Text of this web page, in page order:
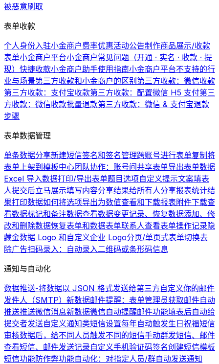
被恶意刷取
表单收款
个人身份入驻小金商户费率优惠活动公告制作商品展示/收款
表单小金商户平台小金商户常见问题（开通 · 实名 · 收款 · 提
现） 快捷收款小金商户助手使用指南小金商户平台不支持的行
业与场景第三方收款和小金商户的区别第三方收款：微信收款
第三方收款：支付宝收款第三方收款：配置微信 H5 支付第三
方收款：微信收款批量退款第三方收款：微信 & 支付宝退款
步骤
表单数据管理
单条数据分享新建短信签名和签名管理跨账号进行表单复制将
表单上架到模板中心团队协作：账号间共享表单导出表单数据
Excel 导入数据打印/导出表单题目选项自定义提示文案填表
人提交后立马展示填写内容分享结果给所有人分享报表统计结
果打印数据如何将选项导出为数值查看和下载报表附件下载查
看数据标记和备注数据查看数据变更记录、恢复数据添加、修
改和删除数据恢复表单和数据表单联系人查看表单操作记录隐
藏金数据 Logo 和自定义企业 Logo分页/单页式表单切换去
除广告扫码录入：自动录入二维码或条形码信息
通知与自动化
数据推送-将数据以 JSON 格式发送给第三方自定义你的邮件
发件人（SMTP） 新数据邮件提醒：表单管理员获取邮件自动
推送推送微信消息新数据微信自动提醒邮件功能填表后自动给
提交者发送自定义通知类短信设置每年自动触发生日祝福短信
审核数据后，给不同人员触发不同的短信手动群发短信、邮件
查看短信、邮件发送记录自定义手机验证码签名创建短信模板
短信功能防作弊功能自动化：对指定人员/群自动发送通知